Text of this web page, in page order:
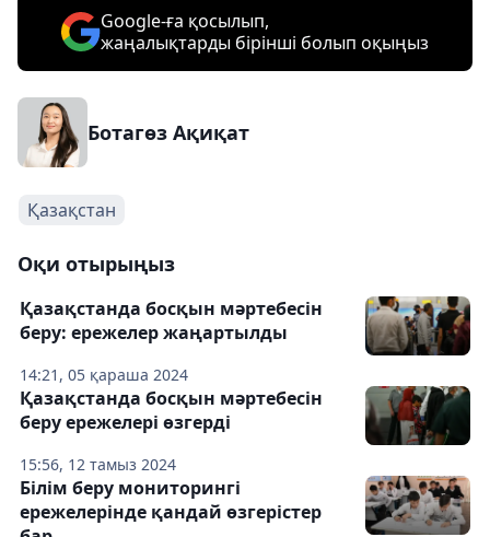
Google-ға қосылып,
жаңалықтарды бірінші болып оқыңыз
Ботагөз Ақиқат
Қазақстан
Оқи отырыңыз
14:21, 05 қараша 2024
Қазақстанда босқын мәртебесін
беру: ережелер жаңартылды
15:56, 12 тамыз 2024
Қазақстанда босқын мәртебесін
беру ережелері өзгерді
Білім беру мониторингі
ережелерінде қандай өзгерістер